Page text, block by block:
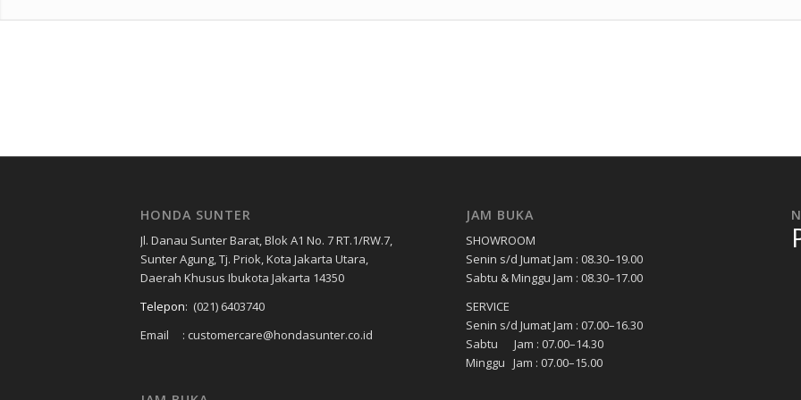
HONDA SUNTER
Jl. Danau Sunter Barat, Blok A1 No. 7 RT.1/RW.7,
Sunter Agung, Tj. Priok, Kota Jakarta Utara,
Daerah Khusus Ibukota Jakarta 14350
Telepon: (021) 6403740
Email : customercare@hondasunter.co.id
JAM BUKA
SHOWROOM
Senin s/d Jumat Jam : 08.30–19.00
Sabtu & Minggu Jam : 08.30–17.00
SERVICE
Senin s/d Jumat Jam : 07.00–16.30
Sabtu Jam : 07.00–14.30
Minggu Jam : 07.00–15.00